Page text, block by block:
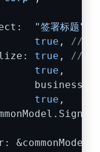
"签署标题"
true , // 是
true , // 自
true ,
true